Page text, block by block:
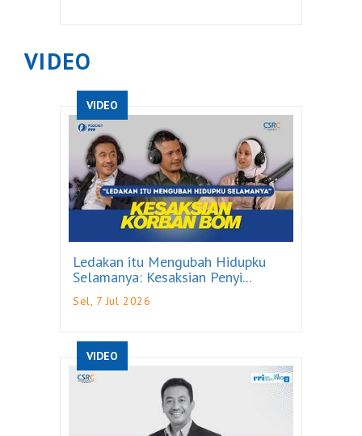
VIDEO
VIDEO
Ledakan itu Mengubah Hidupku
Selamanya: Kesaksian Penyi...
Sel, 7 Jul 2026
VIDEO